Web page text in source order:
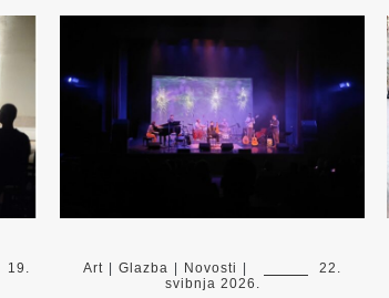
19.
Art Glazba Novosti
22.
svibnja 2026.